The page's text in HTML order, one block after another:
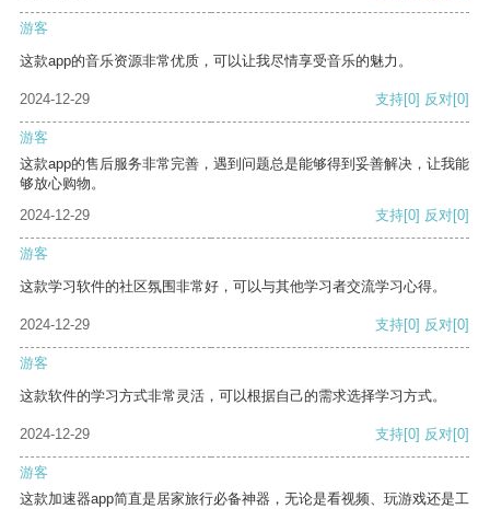
游客
这款app的音乐资源非常优质，可以让我尽情享受音乐的魅力。
2024-12-29 支持[0] 反对[0]
游客
这款app的售后服务非常完善，遇到问题总是能够得到妥善解决，让我能
够放心购物。
2024-12-29
支持[0] 反对[0]
游客
这款学习软件的社区氛围非常好，可以与其他学习者交流学习心得。
2024-12-29 支持[0] 反对[0]
游客
这款软件的学习方式非常灵活，可以根据自己的需求选择学习方式。
2024-12-29 支持[0] 反对[0]
游客
这款加速器app简直是居家旅行必备神器，无论是看视频、玩游戏还是工